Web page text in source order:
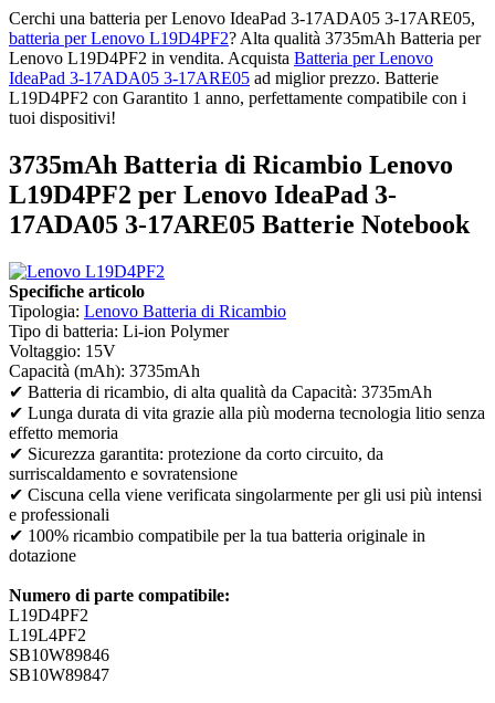
Cerchi una batteria per Lenovo IdeaPad 3-17ADA05 3-17ARE05,
batteria per Lenovo L19D4PF2? Alta qualità 3735mAh Batteria per
Lenovo L19D4PF2 in vendita. Acquista Batteria per Lenovo
IdeaPad 3-17ADA05 3-17ARE05 ad miglior prezzo. Batterie
L19D4PF2 con Garantito 1 anno, perfettamente compatibile con i
tuoi dispositivi!
3735mAh Batteria di Ricambio Lenovo
L19D4PF2 per Lenovo IdeaPad 3-
17ADA05 3-17ARE05 Batterie Notebook
Specifiche articolo
Tipologia: Lenovo Batteria di Ricambio
Tipo di batteria: Li-ion Polymer
Voltaggio: 15V
Capacità (mAh): 3735mAh
✔ Batteria di ricambio, di alta qualità da Capacità: 3735mAh
✔ Lunga durata di vita grazie alla più moderna tecnologia litio senza
effetto memoria
✔ Sicurezza garantita: protezione da corto circuito, da
surriscaldamento e sovratensione
✔ Ciscuna cella viene verificata singolarmente per gli usi più intensi
e professionali
✔ 100% ricambio compatibile per la tua batteria originale in
dotazione
Numero di parte compatibile:
L19D4PF2
L19L4PF2
SB10W89846
SB10W89847